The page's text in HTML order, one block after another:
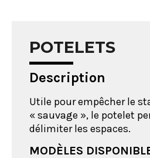
POTELETS
Description
Utile pour empêcher le
« sauvage », le potelet
délimiter les espaces.
MODÈLES